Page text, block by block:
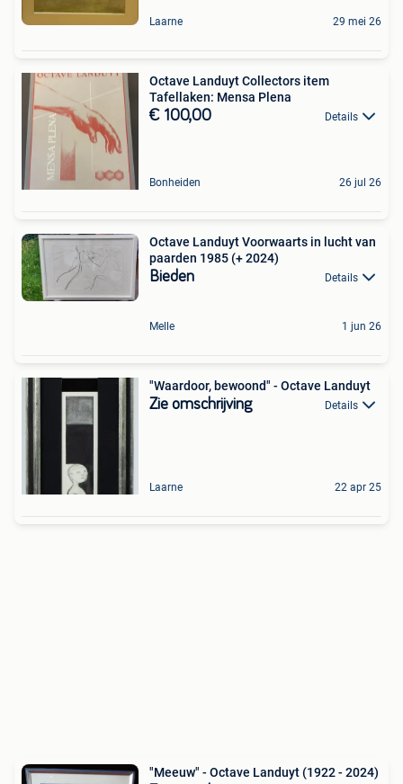
Laarne 29 mei 26
Octave Landuyt Collectors item
Tafellaken: Mensa Plena
€ 100,00 Details
Bonheiden 26 jul 26
Octave Landuyt Voorwaarts in lucht van
paarden 1985 (+ 2024)
Bieden Details
Melle 1 jun 26
"Waardoor, bewoond" - Octave Landuyt
Zie omschrijving Details
Laarne 22 apr 25
"Meeuw" - Octave Landuyt (1922 - 2024)